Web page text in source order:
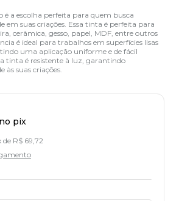
a escolha perfeita para quem busca
em suas criações. Essa tinta é perfeita para
cerâmica, gesso, papel, MDF, entre outros
é ideal para trabalhos em superfícies lisas
uma aplicação uniforme e de fácil
tinta é resistente à luz, garantindo
às suas criações.
no pix
de R$ 69,72